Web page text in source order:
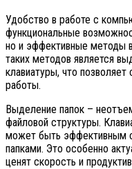
Удобство в работе с
функциональные
но и эффективные методы
таких методов является
клавиатуры, что
работы.
Выделение папок –
файловой структуры.
может быть эффективным
папками. Это особенно
ценят скорость и